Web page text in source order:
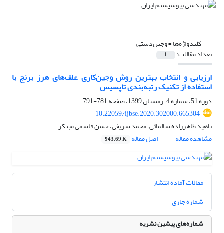
کلیدواژه‌ها =وجین‌دستی
تعداد مقالات: 1
ارزیابی و انتخاب بهترین روش وجین‌کاری علف‌های هرز برنج با
استفاده از تکنیک رتبه‌بندی تاپسیس
دوره 51، شماره 4، زمستان 1399، صفحه
781-791
10.22059/ijbse.2020.302000.665304
ناهید طاهرزاده شالمائی، محمد شریفی، حسن قاسمی مبتکر
مشاهده مقاله
اصل مقاله 943.69 K
مقالات آماده انتشار
شماره جاری
شماره‌های پیشین نشریه